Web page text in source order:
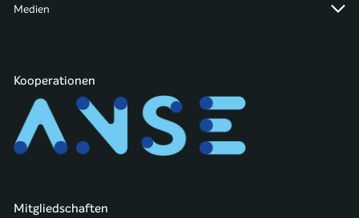
Medien
Kooperationen
Mitgliedschaften